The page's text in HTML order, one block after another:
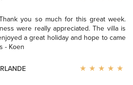
you so much for this great week.
were really appreciated. The villa is
a great holiday and hope to came
- Koen